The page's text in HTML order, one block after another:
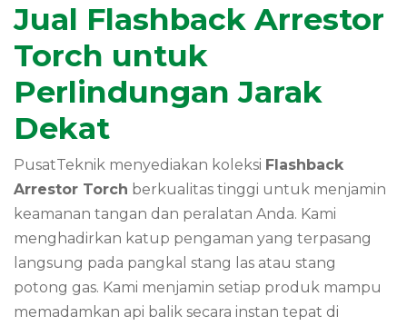
Jual Flashback Arrestor
Torch untuk
Perlindungan Jarak
Dekat
PusatTeknik menyediakan koleksi Flashback
Arrestor Torch berkualitas tinggi untuk menjamin
keamanan tangan dan peralatan Anda. Kami
menghadirkan katup pengaman yang terpasang
langsung pada pangkal stang las atau stang
potong gas. Kami menjamin setiap produk mampu
memadamkan api balik secara instan tepat di